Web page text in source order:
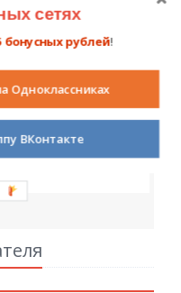
сетях
бонусных рублей!
Одноклассниках
ВКонтакте